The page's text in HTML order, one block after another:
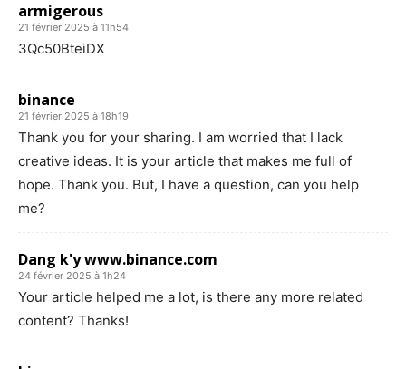
armigerous
21 février 2025 à 11h54
3Qc50BteiDX
binance
21 février 2025 à 18h19
Thank you for your sharing. I am worried that I lack
creative ideas. It is your article that makes me full of
hope. Thank you. But, I have a question, can you help
me?
Dang k'y www.binance.com
24 février 2025 à 1h24
Your article helped me a lot, is there any more related
content? Thanks!